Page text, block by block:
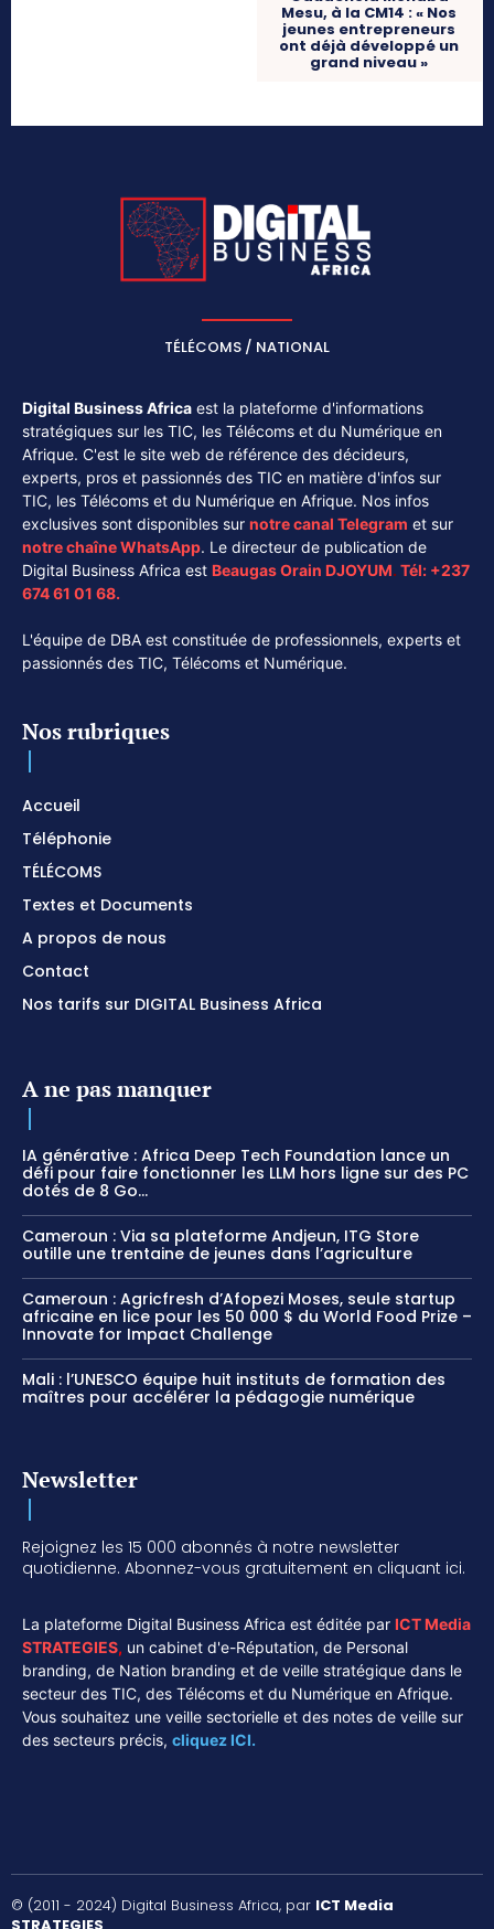
Mesu, à la CM14 : « Nos
jeunes entrepreneurs
ont déjà développé un
grand niveau »
TÉLÉCOMS / NATIONAL
Digital Business Africa est la plateforme d'informations
stratégiques sur les TIC, les Télécoms et du Numérique en
Afrique. C'est le site web de référence des décideurs,
experts, pros et passionnés des TIC en matière d'infos sur
TIC, les Télécoms et du Numérique en Afrique. Nos infos
exclusives sont disponibles sur notre canal Telegram et sur
notre chaîneWhatsApp. Le directeur de publication de
Digital Business Africa est Beaugas Orain DJOYUM. Tél: +237
674 61 01 68.
L'équipe de DBA est constituée de professionnels, experts et
passionnés des TIC, Télécoms et Numérique.
Nos rubriques
Accueil
Téléphonie
TÉLÉCOMS
Textes et Documents
A propos de nous
Contact
Nos tarifs sur DIGITAL Business Africa
A ne pas manquer
IA générative : Africa Deep Tech Foundation lance un
défi pour faire fonctionner les LLM hors ligne sur des PC
dotés de 8 Go...
Cameroun : Via sa plateforme Andjeun, ITG Store
outille une trentaine de jeunes dans l’agriculture
Cameroun : Agricfresh d’Afopezi Moses, seule startup
africaine en lice pour les 50 000 $ du World Food Prize –
Innovate for Impact Challenge
Mali : l’UNESCO équipe huit instituts de formation des
maîtres pour accélérer la pédagogie numérique
Newsletter
Rejoignez les 15 000 abonnés à notre newsletter
quotidienne. Abonnez-vous gratuitement en cliquant ici.
La plateforme Digital Business Africa est éditée par ICT Media
STRATEGIES, un cabinet d'e-Réputation, de Personal
branding, de Nation branding et de veille stratégique dans le
secteur des TIC, des Télécoms et du Numérique en Afrique.
Vous souhaitez une veille sectorielle et des notes de veille sur
des secteurs précis, cliquez ICI.
© (2011 - 2024) Digital Business Africa, par ICT Media